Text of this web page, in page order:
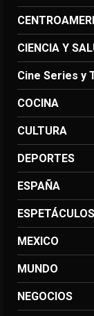
CIENCIA Y
Cine Series y
COCINA
CULTURA
DEPORTES
ESPAÑA
ESPETÁCULOS
MEXICO
MUNDO
NEGOCIOS